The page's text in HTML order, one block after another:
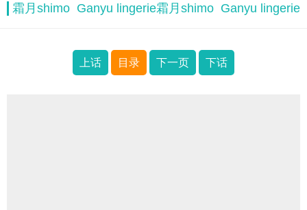
霜月shimo Ganyu lingerie霜月shimo Ganyu lingerie
上话 目录 下一页 下话